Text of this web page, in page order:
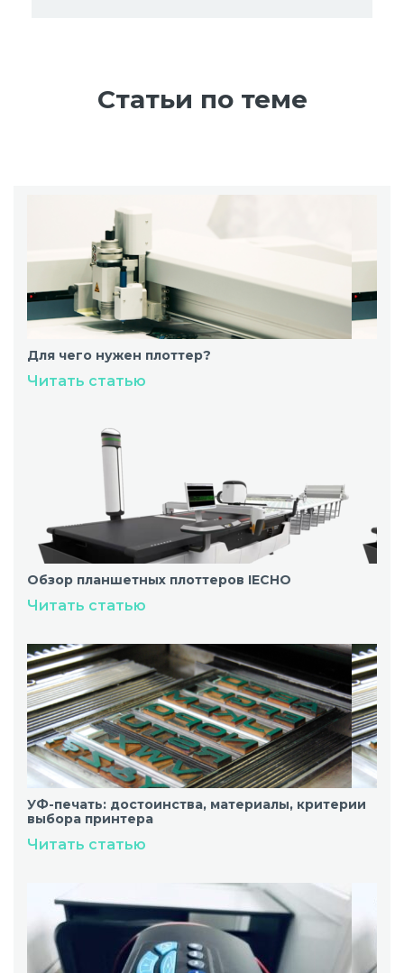
Статьи по теме
Для чего нужен плоттер?
Читать статью
Обзор планшетных плоттеров IECHO
Читать статью
УФ-печать: достоинства, материалы, критерии
выбора принтера
Читать статью